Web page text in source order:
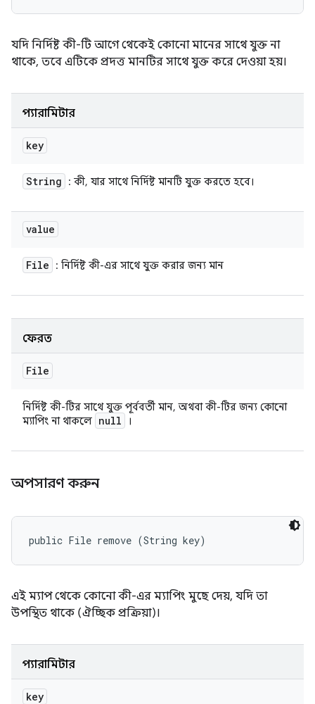
যদি নির্দিষ্ট কী-টি আগে থেকেই কোনো মানের সাথে যুক্ত না
থাকে, তবে এটিকে প্রদত্ত মানটির সাথে যুক্ত করে দেওয়া হয়।
প্যারামিটার
key
String : কী, যার সাথে নির্দিষ্ট মানটি যুক্ত করতে হবে।
value
File : নির্দিষ্ট কী-এর সাথে যুক্ত করার জন্য মান
ফেরত
File
নির্দিষ্ট কী-টির সাথে যুক্ত পূর্ববর্তী মান, অথবা কী-টির জন্য কোনো
ম্যাপিং না থাকলে null ।
অপসারণ করুন
public File remove (String key)
এই ম্যাপ থেকে কোনো কী-এর ম্যাপিং মুছে দেয়, যদি তা
উপস্থিত থাকে (ঐচ্ছিক প্রক্রিয়া)।
প্যারামিটার
key